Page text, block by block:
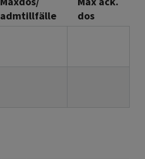
admtillfälle
dos